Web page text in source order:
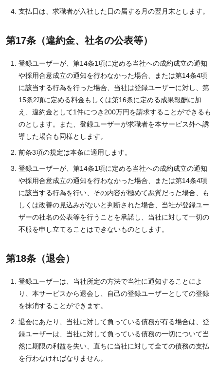
支払日は、求職者が入社した日の属する月の翌月末とします。
第17条（違約金、社名の公表等）
登録ユーザーが、第14条1項に定める当社への成約成立の通知
や採用合意成立の通知を行わなかった場合、または第14条4項
に該当する行為を行った場合、当社は登録ユーザーに対し、第
15条2項に定める料金もしくは第16条に定める成果報酬に加
え、違約金として1件につき200万円を請求することができるも
のとします。また、登録ユーザーが求職者を本サービス外へ誘
導した場合も同様とします。
前条3項の規定は本条に適用します。
登録ユーザーが、第14条1項に定める当社への成約成立の通知
や採用合意成立の通知を行わなかった場合、または第14条4項
に該当する行為を行い、その内容が極めて悪質だった場合、も
しくは改善の見込みがないと判断された場合、当社が登録ユー
ザーの社名の公表等を行うことを承諾し、当社に対して一切の
不服を申し立てることはできないものとします。
第18条（退会）
登録ユーザーは、当社所定の方法で当社に通知することによ
り、本サービスから退会し、自己の登録ユーザーとしての登録
を抹消することができます。
退会にあたり、当社に対して負っている債務が有る場合は、登
録ユーザーは、当社に対して負っている債務の一切について当
然に期限の利益を失い、直ちに当社に対して全ての債務の支払
を行わなければなりません。